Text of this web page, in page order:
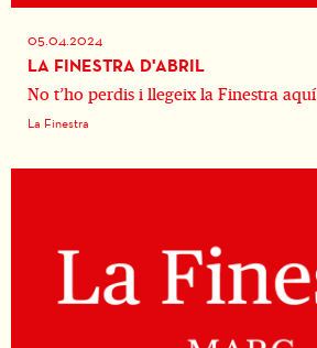
05.04.2024
LA FINESTRA D'ABRIL
No t’ho perdis i llegeix la Finestra aquí
La Finestra